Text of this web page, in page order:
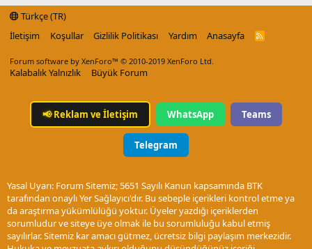
Türkçe (TR)
İletişim
Koşullar Gizlilik Politikası Yardım Anasayfa
R
Forum software by XenForo™ © 2010-2019 XenForo Ltd.
Kalabalık Yalnızlık Büyük Forum
📢Reklam ve İletişim WhatsApp Teams
Telegram
Yasal Uyarı: Forum Sitemiz; 5651 Sayılı Kanun kapsamında BTK
tarafından onaylı Yer Sağlayıcı'dır. Bu sebeple içerikleri kontrol etme ya
da araştırma yükümlülüğü yoktur. Üyeler yazdığı içeriklerden
sorumludur ve siteye üye olmak ile bu sorumluluğu kabul etmiş
sayılırlar. Sitemiz kar amacı gütmez, ücretsiz bilgi paylaşım merkezidir.